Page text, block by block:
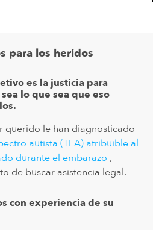
para los heridos
es la justicia para
lo que sea que eso
querido le han diagnosticado
autista (TEA) atribuible al
durante el embarazo ,
de buscar asistencia legal.
con experiencia de su